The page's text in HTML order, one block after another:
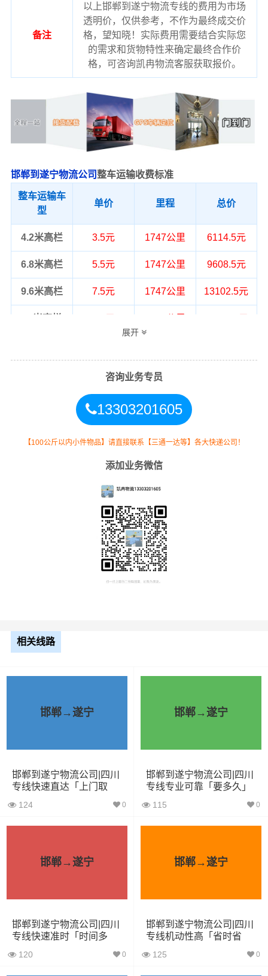
备注
以上邯郸到遂宁物流专线的费用为市场
透明价，仅供参考，不作为最终成交价
格，望知晓！实际费用需要结合实际您
的需求和货物特性来确定最终合作价
格，可咨询凯冉物流客服获取报价。
邯郸到遂宁物流公司整车运输收费标准
整车运输车
型
单价 里程 总价
4.2米高栏 3.5元 1747公里 6114.5元
6.8米高栏 5.5元 1747公里 9608.5元
9.6米高栏 7.5元 1747公里 13102.5元
整车运输价格计算方式通常是按单价×公
考，不作为最终成交价格，望知晓！
车型
4.2米货车 22立方 4.2×2.4×2.5
5.2米货车 31立方 8吨 5.2×2.4×2.6
6.8米货车 40立方 10吨 6.8×2.4×2.8
7.6米货车 48立方 16吨 7.6×2.4×2.8
9.6米货车 58立方 18吨 9.6×2.4×2.5
13米货车 80立方 13×2.4×2.8
其他货主物流经验分享
已发过邯郸到遂宁物流专线的货主告诉大家如果你选择了
展开
咨询业务专员
13303201605
【100公斤以内小件物品】请直接联系【三通一达等】各大快递公司！
添加业务微信
相关线路
邯郸→遂宁
邯郸到遂宁物流公司|四川
专线快速直达「上门取
124 0
邯郸→遂宁
邯郸到遂宁物流公司|四川
专线专业可靠「要多久」
115 0
邯郸→遂宁
邯郸到遂宁物流公司|四川
专线快速准时「时间多
120 0
邯郸→遂宁
邯郸到遂宁物流公司|四川
专线机动性高「省时省
125 0